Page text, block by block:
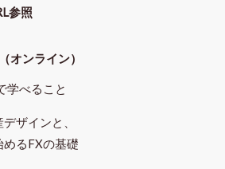
参照
オンライン）
学べること
ザインと、
るFXの基礎